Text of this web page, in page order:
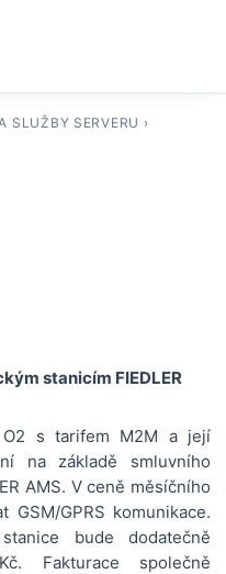
SLUŽBY SERVERU ›
stanicím FIEDLER
O2 s tarifem M2M a její
na základě smluvního
AMS. V ceně měsíčního
GPRS komunikace.
bude dodatečně
Fakturace společně